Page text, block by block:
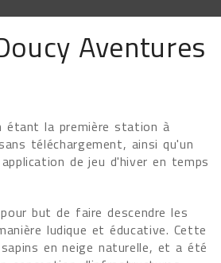
Aventures
étant la première station à
téléchargement, ainsi qu'un
de jeu d'hiver en temps
but de faire descendre les
ludique et éducative. Cette
en neige naturelle, et a été